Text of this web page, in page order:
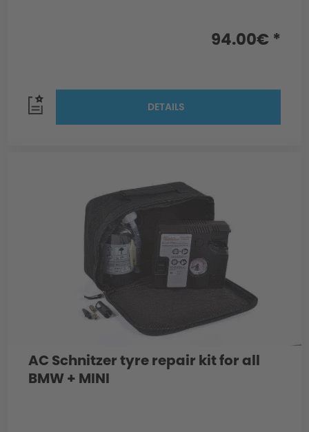
94.00€ *
DETAILS
AC Schnitzer tyre repair kit for all
BMW + MINI